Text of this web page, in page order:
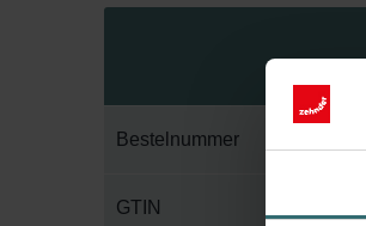
Bestelnummer
GTIN